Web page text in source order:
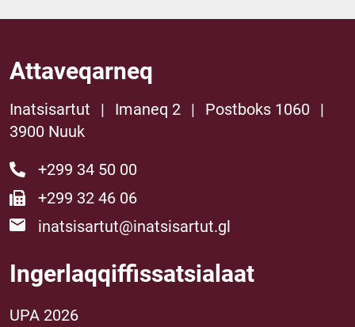
Attaveqarneq
Inatsisartut | Imaneq 2 | Postboks 1060
|
3900 Nuuk
+299 34 50 00
+299 32 46 06
inatsisartut@inatsisartut.gl
Ingerlaqqiffissatsialaat
UPA 2026